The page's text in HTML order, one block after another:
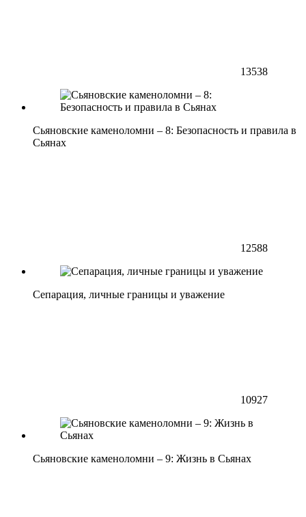
13538
Сьяновские каменоломни – 8: Безопасность и правила в
Сьянах
12588
Сепарация, личные границы и уважение
10927
Сьяновские каменоломни – 9: Жизнь в Сьянах